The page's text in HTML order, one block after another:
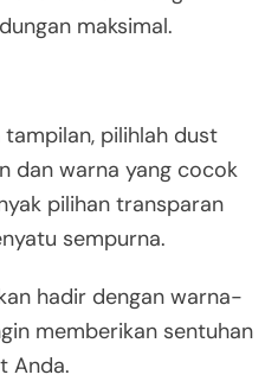
maksimal.
pilihlah dust
dan warna yang cocok
pilihan transparan
sempurna.
hadir dengan warna-
memberikan sentuhan
Anda.